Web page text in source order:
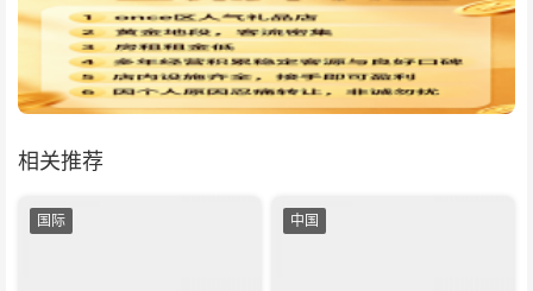
相关推荐
国际 中国